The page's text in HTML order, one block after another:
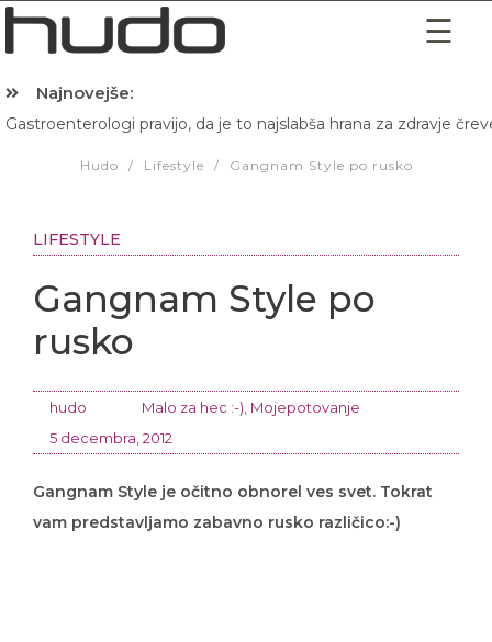
Najnovejše:
Gastroenterologi pravijo, da je to najslabša hrana za zdravje
Hudo / Lifestyle / Gangnam Style po rusko
LIFESTYLE
Gangnam Style po
rusko
hudo Malo za hec :-) Mojepotovanje
5 decembra, 2012
Gangnam Style je očitno obnorel ves svet. Tokrat
vam predstavljamo zabavno rusko različico:-)